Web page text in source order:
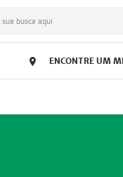
sua busca aqui
ENCONTRE UM